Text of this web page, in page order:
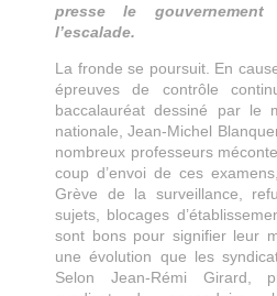
presse le
l’escalade.
La fronde se poursuit. En
épreuves de contrôle
baccalauréat dessiné par le
nationale, Jean-Michel
nombreux professeurs
coup d’envoi de ces
Grève de la surveillance,
sujets, blocages
sont bons pour signifier leur
une évolution que les
Selon Jean-Rémi Girard,